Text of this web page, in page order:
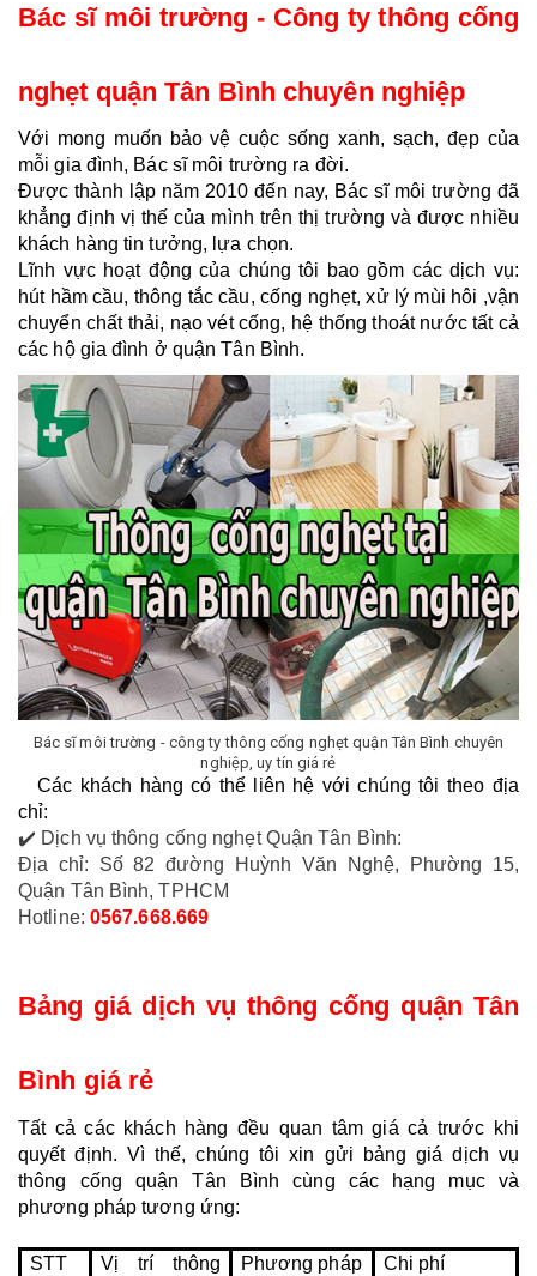
Bác sĩ môi trường - Công ty thông cống
nghẹt quận Tân Bình chuyên nghiệp
Với mong muốn bảo vệ cuộc sống xanh, sạch, đẹp của
mỗi gia đình, Bác sĩ môi trường ra đời.
Được thành lập năm 2010 đến nay, Bác sĩ môi trường đã
khẳng định vị thế của mình trên thị trường và được nhiều
khách hàng tin tưởng, lựa chọn.
Lĩnh vực hoạt động của chúng tôi bao gồm các dịch vụ:
hút hầm cầu, thông tắc cầu, cống nghẹt, xử lý mùi hôi ,vận
chuyển chất thải, nạo vét cống, hệ thống thoát nước tất cả
các hộ gia đình ở quận Tân Bình.
Bác sĩ môi trường - công ty thông cống nghẹt quận Tân Bình chuyên
nghiệp, uy tín giá rẻ
Các khách hàng có thể liên hệ với chúng tôi theo địa
chỉ:
✔️ Dịch vụ thông cống nghẹt Quận Tân Bình:
Địa chỉ: Số 82 đường Huỳnh Văn Nghệ, Phường 15,
Quận Tân Bình, TPHCM
Hotline: 0567.668.669
Bảng giá dịch vụ thông cống quận Tân
Bình giá rẻ
Tất cả các khách hàng đều quan tâm giá cả trước khi
quyết định. Vì thế, chúng tôi xin gửi bảng giá dịch vụ
thông cống quận Tân Bình cùng các hạng mục và
phương pháp tương ứng:
STT
Vị trí thông
Phương pháp Chi phí